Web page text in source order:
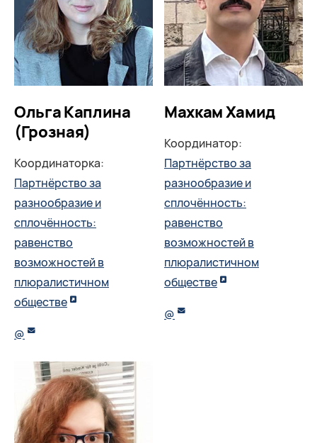
Ольга Каплина
(Грозная)
Координаторка:
Партнёрство за
разнообразие и
сплочённость:
равенство
возможностей в
плюралистичном
обществе
@
Махкам Хамид
Координатор:
Партнёрство за
разнообразие и
сплочённость:
равенство
возможностей в
плюралистичном
обществе
@